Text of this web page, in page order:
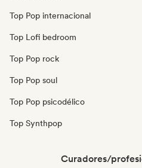
Top Pop internacional
Top Lofi bedroom
Top Pop rock
Top Pop soul
Top Pop psicodélico
Top Synthpop
Curadores/